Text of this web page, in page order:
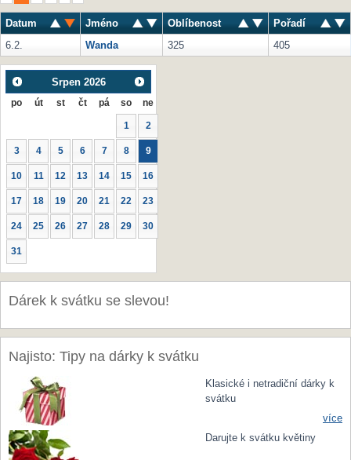
Datum Jméno Oblíbenost
Pořadí
6.2.
Wanda 325 405
Srpen 2026
po út st čt pá so ne
1 2
3 4 5 6 7 8 9
10 11 12 13 14 15 16
17 18 19 20 21 22 23
24 25 26 27 28 29 30
31
Dárek k svátku se slevou!
Najisto: Tipy na dárky k svátku
Klasické i netradiční dárky k
svátku
více
Darujte k svátku květiny